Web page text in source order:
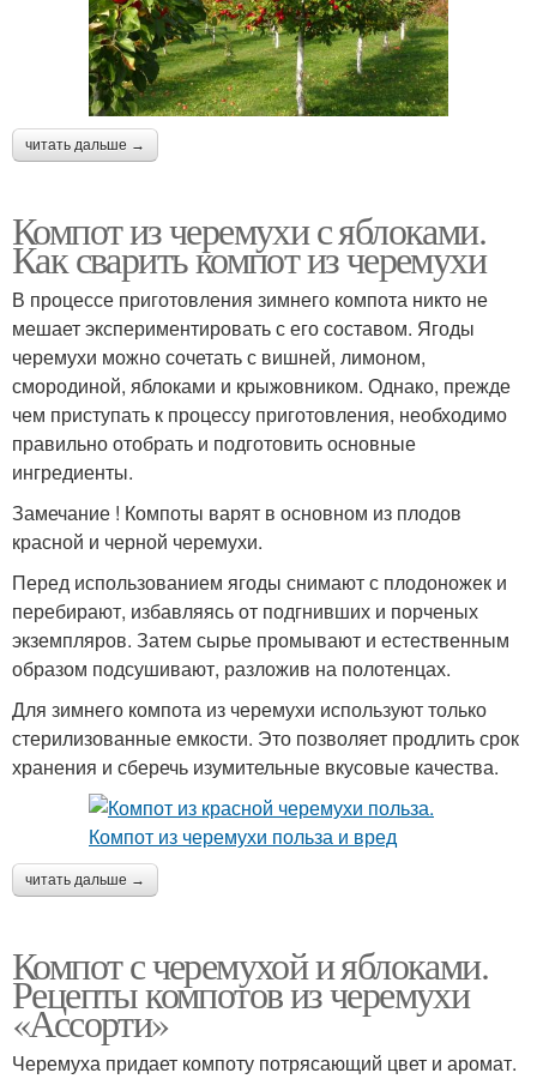
читать дальше →
Компот из черемухи с яблоками.
Как сварить компот из черемухи
В процессе приготовления зимнего компота никто не
мешает экспериментировать с его составом. Ягоды
черемухи можно сочетать с вишней, лимоном,
смородиной, яблоками и крыжовником. Однако, прежде
чем приступать к процессу приготовления, необходимо
правильно отобрать и подготовить основные
ингредиенты.
Замечание ! Компоты варят в основном из плодов
красной и черной черемухи.
Перед использованием ягоды снимают с плодоножек и
перебирают, избавляясь от подгнивших и порченых
экземпляров. Затем сырье промывают и естественным
образом подсушивают, разложив на полотенцах.
Для зимнего компота из черемухи используют только
стерилизованные емкости. Это позволяет продлить срок
хранения и сберечь изумительные вкусовые качества.
читать дальше →
Компот с черемухой и яблоками.
Рецепты компотов из черемухи
«Ассорти»
Черемуха придает компоту потрясающий цвет и аромат.